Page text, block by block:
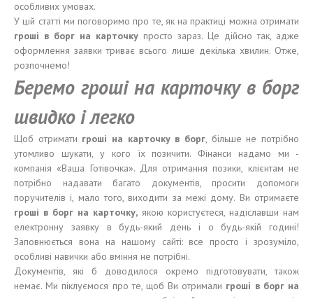
особливих умовах.
У цій статті ми поговоримо про те, як на практиці можна отримати
гроші в борг на карточку просто зараз. Це дійсно так, адже
оформлення заявки триває всього лише декілька хвилин. Отже,
розпочнемо!
Беремо гроші на карточку в борг
швидко і легко
Щоб отримати гроші на карточку в борг, більше не потрібно
утомливо шукати, у кого їх позичити. Фінанси надамо ми -
компанія «Ваша Готівочка». Для отримання позики, клієнтам не
потрібно надавати багато документів, просити допомоги
поручителів і, мало того, виходити за межі дому. Ви отримаєте
гроші в борг на карточку, якою користуєтеся, надіславши нам
електронну заявку в будь-який день і о будь-якій годині!
Заповнюється вона на нашому сайті: все просто і зрозуміло,
особливі навички або вміння не потрібні.
Документів, які б доводилося окремо підготовувати, також
немає. Ми піклуємося про те, щоб Ви отримали гроші в боргна